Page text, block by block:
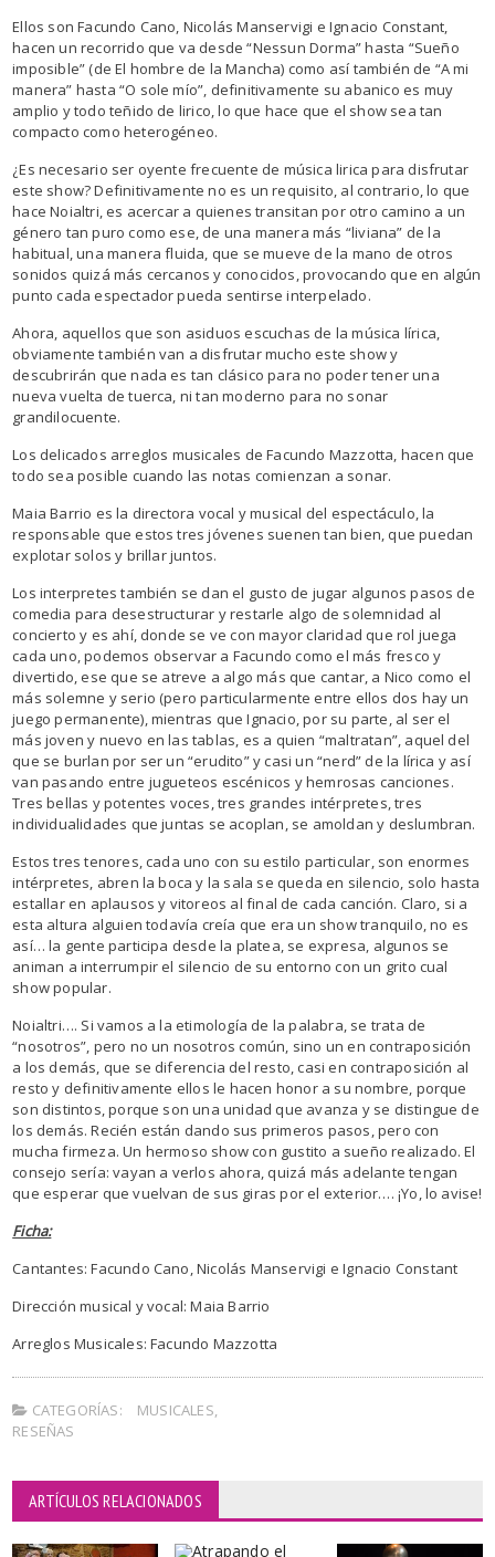
Ellos son Facundo Cano, Nicolás Manservigi e Ignacio Constant,
hacen un recorrido que va desde “Nessun Dorma” hasta “Sueño
imposible” (de El hombre de la Mancha) como así también de “A mi
manera” hasta “O sole mío”, definitivamente su abanico es muy
amplio y todo teñido de lirico, lo que hace que el show sea tan
compacto como heterogéneo.
¿Es necesario ser oyente frecuente de música lirica para disfrutar
este show? Definitivamente no es un requisito, al contrario, lo que
hace Noialtri, es acercar a quienes transitan por otro camino a un
género tan puro como ese, de una manera más “liviana” de la
habitual, una manera fluida, que se mueve de la mano de otros
sonidos quizá más cercanos y conocidos, provocando que en algún
punto cada espectador pueda sentirse interpelado.
Ahora, aquellos que son asiduos escuchas de la música lírica,
obviamente también van a disfrutar mucho este show y
descubrirán que nada es tan clásico para no poder tener una
nueva vuelta de tuerca, ni tan moderno para no sonar
grandilocuente.
Los delicados arreglos musicales de Facundo Mazzotta, hacen que
todo sea posible cuando las notas comienzan a sonar.
Maia Barrio es la directora vocal y musical del espectáculo, la
responsable que estos tres jóvenes suenen tan bien, que puedan
explotar solos y brillar juntos.
Los interpretes también se dan el gusto de jugar algunos pasos de
comedia para desestructurar y restarle algo de solemnidad al
concierto y es ahí, donde se ve con mayor claridad que rol juega
cada uno, podemos observar a Facundo como el más fresco y
divertido, ese que se atreve a algo más que cantar, a Nico como el
más solemne y serio (pero particularmente entre ellos dos hay un
juego permanente), mientras que Ignacio, por su parte, al ser el
más joven y nuevo en las tablas, es a quien “maltratan”, aquel del
que se burlan por ser un “erudito” y casi un “nerd” de la lírica y así
van pasando entre jugueteos escénicos y hemrosas canciones.
Tres bellas y potentes voces, tres grandes intérpretes, tres
individualidades que juntas se acoplan, se amoldan y deslumbran.
Estos tres tenores, cada uno con su estilo particular, son enormes
intérpretes, abren la boca y la sala se queda en silencio, solo hasta
estallar en aplausos y vitoreos al final de cada canción. Claro, si a
esta altura alguien todavía creía que era un show tranquilo, no es
así… la gente participa desde la platea, se expresa, algunos se
animan a interrumpir el silencio de su entorno con un grito cual
show popular.
Noialtri…. Si vamos a la etimología de la palabra, se trata de
“nosotros”, pero no un nosotros común, sino un en contraposición
a los demás, que se diferencia del resto, casi en contraposición al
resto y definitivamente ellos le hacen honor a su nombre, porque
son distintos, porque son una unidad que avanza y se distingue de
los demás. Recién están dando sus primeros pasos, pero con
mucha firmeza. Un hermoso show con gustito a sueño realizado. El
consejo sería: vayan a verlos ahora, quizá más adelante tengan
que esperar que vuelvan de sus giras por el exterior…. ¡Yo, lo avise!
Ficha:
Cantantes: Facundo Cano, Nicolás Manservigi e Ignacio Constant
Dirección musical y vocal: Maia Barrio
Arreglos Musicales: Facundo Mazzotta
CATEGORÍAS: MUSICALES,
RESEÑAS
ARTÍCULOS RELACIONADOS